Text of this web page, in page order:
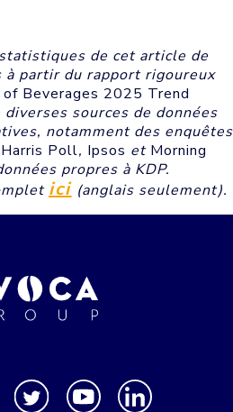
de cet article de
partir du rapport rigoureux
Beverages 2025 Trend
sources de données
notamment des enquêtes
Harris Poll, Ipsos et Morning
propres à KDP.
ici(anglais seulement).